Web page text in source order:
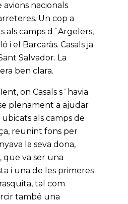
avions nacionals
Un cop a
als camps d´Argelers,
i el Barcaràs. Casals ja
Salvador. La
ben clara.
on Casals s´havia
plenament a ajudar
als camps de
reunint fons per
la seva dona,
que va ser una
i una de les primeres
tal com
també una